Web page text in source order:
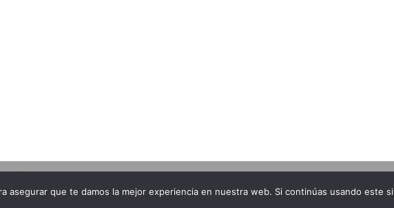
asegurar que te damos la mejor experiencia en nuestra web. Si continúas usando este